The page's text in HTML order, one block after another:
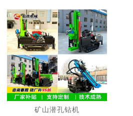
矿山潜孔钻机